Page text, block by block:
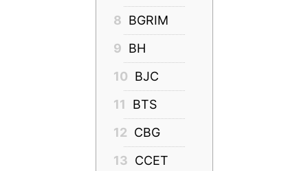
8 BGRIM
9 BH
10 BJC
11
BTS
12 CBG
13 CCET